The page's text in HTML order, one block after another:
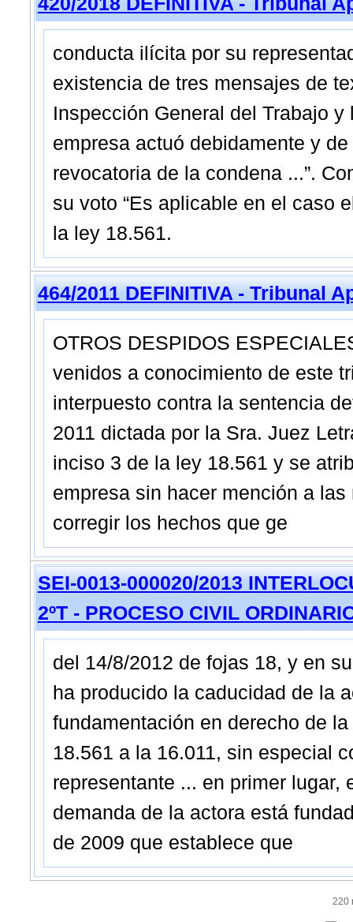
conducta ilícita por su
existencia de tres mensajes de
Inspección General del Trabajo
empresa actuó debidamente y
revocatoria de la condena ...”.
su voto “Es aplicable en el caso
la ley 18.561.
464/2011 DEFINITIVA - Tribunal
OTROS DESPIDOS
venidos a conocimiento de este
interpuesto contra la sentencia
2011 dictada por la Sra. Juez
inciso 3 de la ley 18.561 y se
empresa sin hacer mención a
corregir los hechos que ge
SEI-0013-000020/2013
2ºT - PROCESO CIVIL
del 14/8/2012 de fojas 18, y en
ha producido la caducidad de la
fundamentación en derecho de
18.561 a la 16.011, sin especial
representante ... en primer lugar,
demanda de la actora está
de 2009 que establece que
220